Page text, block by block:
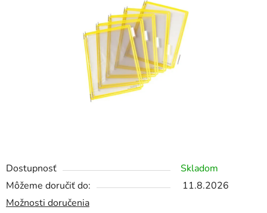
Dostupnosť
Skladom
Môžeme doručiť do:
11.8.2026
Možnosti doručenia